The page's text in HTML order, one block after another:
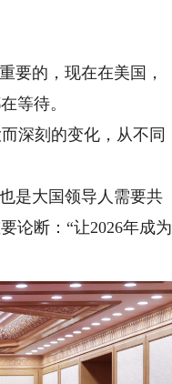
要的，现在在美国，
等待。
深刻的变化，从不同
是大国领导人需要共
论断：“让2026年成为